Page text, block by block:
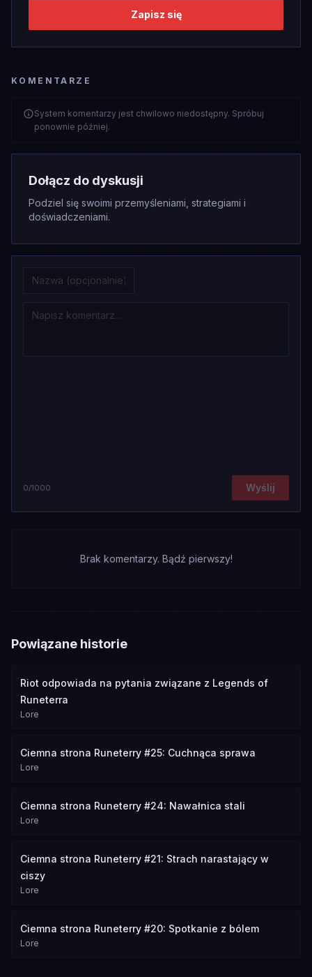
Zapisz się
KOMENTARZE
System komentarzy jest chwilowo niedostępny. Spróbuj
ponownie później.
Dołącz do dyskusji
Podziel się swoimi przemyśleniami, strategiami i
doświadczeniami.
0/1000 Wyślij
Brak komentarzy. Bądź pierwszy!
Powiązane historie
Riot odpowiada na pytania związane z Legends of
Runeterra
Lore
Ciemna strona Runeterry #25: Cuchnąca sprawa
Lore
Ciemna strona Runeterry #24: Nawałnica stali
Lore
Ciemna strona Runeterry #21: Strach narastający w
ciszy
Lore
Ciemna strona Runeterry #20: Spotkanie z bólem
Lore